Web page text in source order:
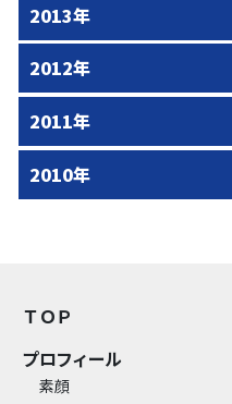
2013年
2012年
2011年
2010年
ＴＯＰ
プロフィール
素顔